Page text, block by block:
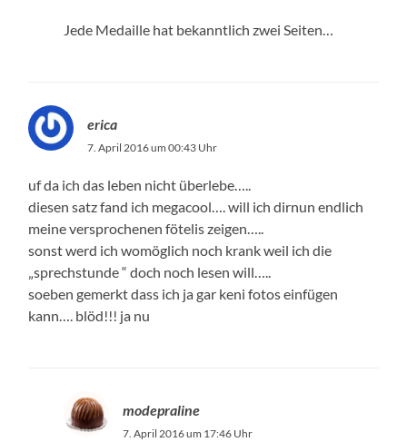
Jede Medaille hat bekanntlich zwei Seiten…
erica
7. April 2016 um 00:43 Uhr
uf da ich das leben nicht überlebe…..
diesen satz fand ich megacool…. will ich dirnun endlich
meine versprochenen fötelis zeigen…..
sonst werd ich womöglich noch krank weil ich die
„sprechstunde “ doch noch lesen will…..
soeben gemerkt dass ich ja gar keni fotos einfügen
kann…. blöd!!! ja nu
modepraline
7. April 2016 um 17:46 Uhr